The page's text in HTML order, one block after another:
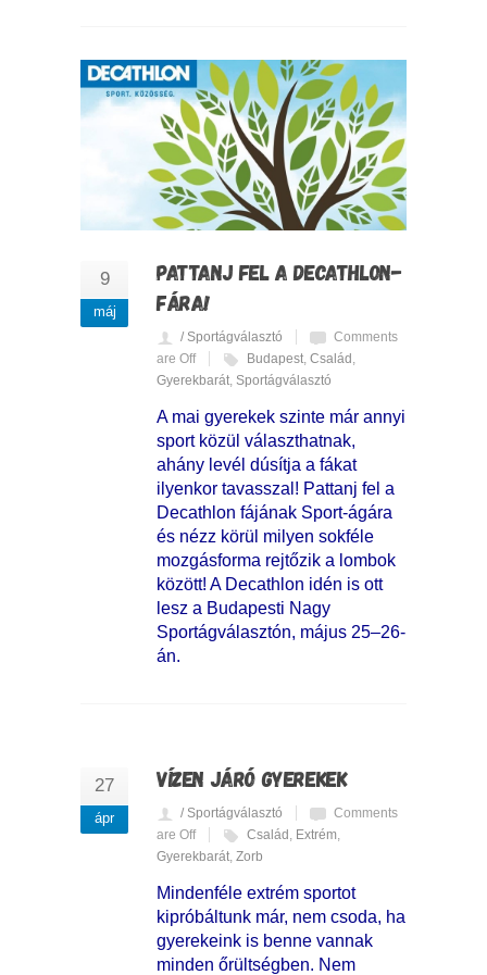
9
máj
PATTANJ FEL A DECATHLON-
FÁRA!
/ Sportágválasztó
Comments
are Off
Budapest, Család,
Gyerekbarát, Sportágválasztó
A mai gyerekek szinte már annyi
sport közül választhatnak,
ahány levél dúsítja a fákat
ilyenkor tavasszal! Pattanj fel a
Decathlon fájának Sport-ágára
és nézz körül milyen sokféle
mozgásforma rejtőzik a lombok
között! A Decathlon idén is ott
lesz a Budapesti Nagy
Sportágválasztón, május 25–26-
án.
27
ápr
VÍZEN JÁRÓ GYEREKEK
/ Sportágválasztó
Comments
are Off
Család, Extrém,
Gyerekbarát, Zorb
Mindenféle extrém sportot
kipróbáltunk már, nem csoda, ha
gyerekeink is benne vannak
minden őrültségben. Nem